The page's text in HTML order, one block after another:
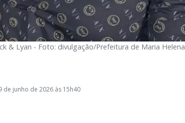
& Lyan - Foto: divulgação/Prefeitura de Maria Helena
de junho de 2026 às 15h40